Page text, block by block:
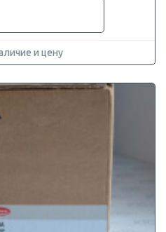
и цену